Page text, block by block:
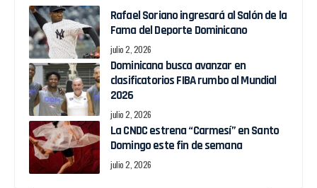
Rafael Soriano ingresará al Salón de la
Fama del Deporte Dominicano
julio 2, 2026
Dominicana busca avanzar en
clasificatorios FIBA rumbo al Mundial
2026
julio 2, 2026
La CNDC estrena “Carmesí” en Santo
Domingo este fin de semana
julio 2, 2026